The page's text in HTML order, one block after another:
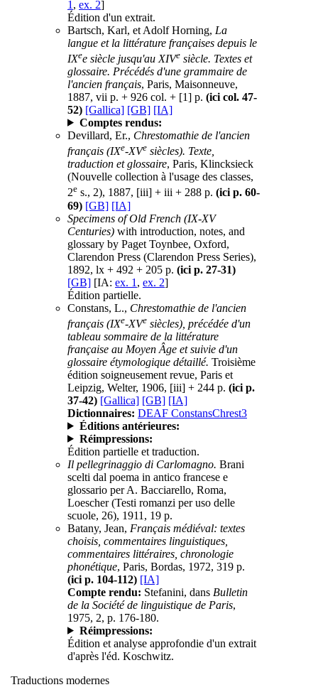
1 , ex. 2]
Édition d'un extrait.
Bartsch, Karl, et Adolf Horning, La
langue et la littérature françaises depuis le
IXee siècle jusqu'au XIVe siècle. Textes et
glossaire. Précédés d'une grammaire de
l'ancien français, Paris, Maisonneuve,
1887, vii p. + 926 col. + [1] p. (ici col. 47-
52) [Gallica] [GB] [IA]
Comptes rendus:
Devillard, Er., Chrestomathie de l'ancien
français (IXe-XVe siècles). Texte,
traduction et glossaire, Paris, Klincksieck
(Nouvelle collection à l'usage des classes,
2e s., 2), 1887, [iii] + iii + 288 p. (ici p. 60-
69) [GB] [IA]
Specimens of Old French (IX-XV
Centuries) with introduction, notes, and
glossary by Paget Toynbee, Oxford,
Clarendon Press (Clarendon Press Series),
1892, lx + 492 + 205 p. (ici p. 27-31)
[GB] [IA: ex. 1 , ex. 2]
Édition partielle.
Constans, L., Chrestomathie de l'ancien
français (IXe-XVe siècles), précédée d'un
tableau sommaire de la littérature
française au Moyen Âge et suivie d'un
glossaire étymologique détaillé. Troisième
édition soigneusement revue, Paris et
Leipzig, Welter, 1906, [iii] + 244 p. (ici p.
37-42) [Gallica] [GB] [IA]
Dictionnaires: DEAF ConstansChrest3
Éditions antérieures:
Réimpressions:
Édition partielle et traduction.
Il pellegrinaggio di Carlomagno. Brani
scelti dal poema in antico francese e
glossario per A. Bacciarello, Roma,
Loescher (Testi romanzi per uso delle
scuole, 26), 1911, 19 p.
Batany, Jean, Français médiéval: textes
choisis, commentaires linguistiques,
commentaires littéraires, chronologie
phonétique, Paris, Bordas, 1972, 319 p.
(ici p. 104-112) [IA]
Compte rendu: Stefanini, dans Bulletin
de la Société de linguistique de Paris,
1975, 2, p. 176-180.
Réimpressions:
Édition et analyse approfondie d'un extrait
d'après l'éd. Koschwitz.
Traductions modernes